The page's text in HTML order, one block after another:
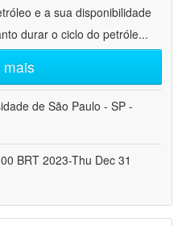
e a sua disponibilidade
durar o ciclo do petróle...
mais
de São Paulo - SP -
BRT 2023-Thu Dec 31